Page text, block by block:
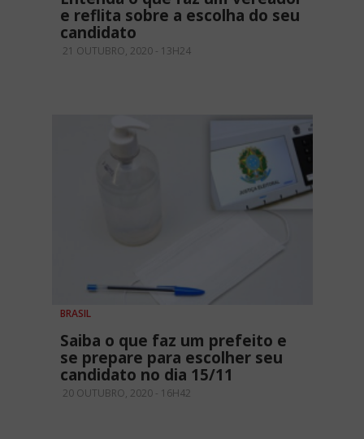
e reflita sobre a escolha do seu
candidato
21 OUTUBRO, 2020 - 13H24
BRASIL
Saiba o que faz um prefeito e
se prepare para escolher seu
candidato no dia 15/11
20 OUTUBRO, 2020 - 16H42